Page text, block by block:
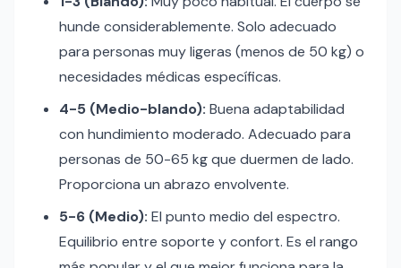
hunde considerablemente. Solo adecuado
para personas muy ligeras (menos de 50 kg) o
necesidades médicas específicas.
4-5 (Medio-blando): Buena adaptabilidad
con hundimiento moderado. Adecuado para
personas de 50-65 kg que duermen de lado.
Proporciona un abrazo envolvente.
5-6 (Medio): El punto medio del espectro.
Equilibrio entre soporte y confort. Es el rango